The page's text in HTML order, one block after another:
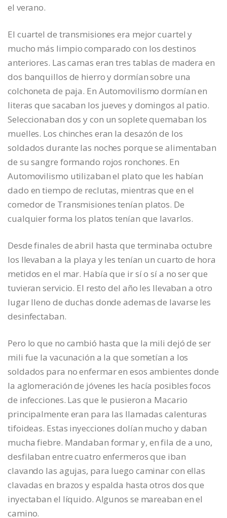
el verano.
El cuartel de transmisiones era mejor cuartel y
mucho más limpio comparado con los destinos
anteriores. Las camas eran tres tablas de madera en
dos banquillos de hierro y dormían sobre una
colchoneta de paja. En Automovilismo dormían en
literas que sacaban los jueves y domingos al patio.
Seleccionaban dos y con un soplete quemaban los
muelles. Los chinches eran la desazón de los
soldados durante las noches porque se alimentaban
de su sangre formando rojos ronchones. En
Automovilismo utilizaban el plato que les habían
dado en tiempo de reclutas, mientras que en el
comedor de Transmisiones tenían platos. De
cualquier forma los platos tenían que lavarlos.
Desde finales de abril hasta que terminaba octubre
los llevaban a la playa y les tenían un cuarto de hora
metidos en el mar. Había que ir sí o sí a no ser que
tuvieran servicio. El resto del año les llevaban a otro
lugar lleno de duchas donde ademas de lavarse les
desinfectaban.
Pero lo que no cambió hasta que la mili dejó de ser
mili fue la vacunación a la que sometían a los
soldados para no enfermar en esos ambientes donde
la aglomeración de jóvenes les hacía posibles focos
de infecciones. Las que le pusieron a Macario
principalmente eran para las llamadas calenturas
tifoideas. Estas inyecciones dolían mucho y daban
mucha fiebre. Mandaban formar y, en fila de a uno,
desfilaban entre cuatro enfermeros que iban
clavando las agujas, para luego caminar con ellas
clavadas en brazos y espalda hasta otros dos que
inyectaban el líquido. Algunos se mareaban en el
camino.